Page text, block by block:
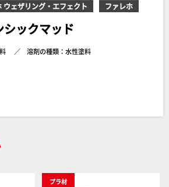
ウェザリング・エフェクト ファレホ
ックマッド
溶剤の種類：水性塗料
プラ材